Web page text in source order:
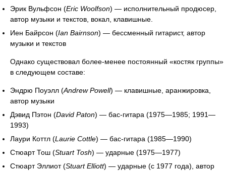
Эрик Вульфсон (Eric Woolfson) — исполнительный продюсер,
автор музыки и текстов, вокал, клавишные.
Иен Байрсон (Ian Bairnson) — бессменный гитарист, автор
музыки и текстов
Однако существовал более-менее постоянный «костяк группы»
в следующем составе:
Эндрю Поуэлл (Andrew Powell) — клавишные, аранжировка,
автор музыки
Дэвид Пэтон (David Paton) — бас-гитара (1975—1985; 1991—
1993)
Лаури Коттл (Laurie Cottle) — бас-гитара (1985—1990)
Стюарт Тош (Stuart Tosh) — ударные (1975—1977)
Стюарт Эллиот (Stuart Elliott) — ударные (с 1977 года), автор